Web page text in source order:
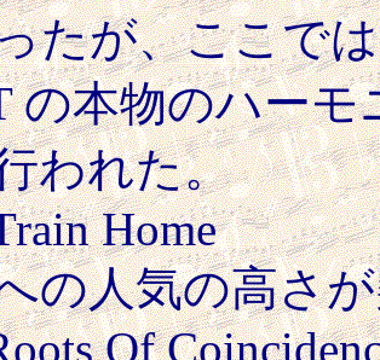
たが、ここで
の本物のハー
われた。
Home
の人気の高さ
Of